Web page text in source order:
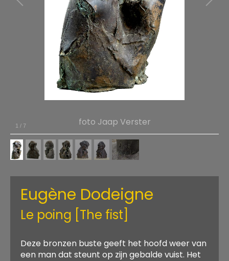
1 / 7 foto Jaap Verster
Eugène Dodeigne
Le poing [The fist]
Deze bronzen buste geeft het hoofd weer van
een man dat steunt op zijn gebalde vuist. Het